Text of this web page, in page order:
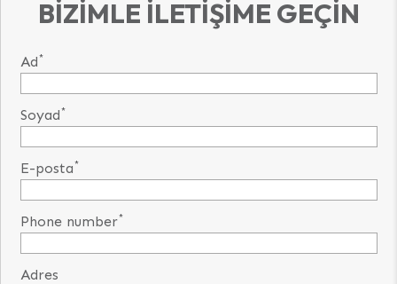
BIZIMLE İLETIŞIME GEÇIN
Ad*
Soyad*
E-posta*
Phone number*
Adres